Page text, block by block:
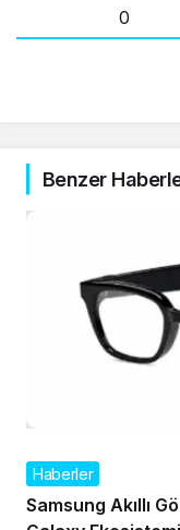
0
Benzer
Haberler
Samsung Akıllı